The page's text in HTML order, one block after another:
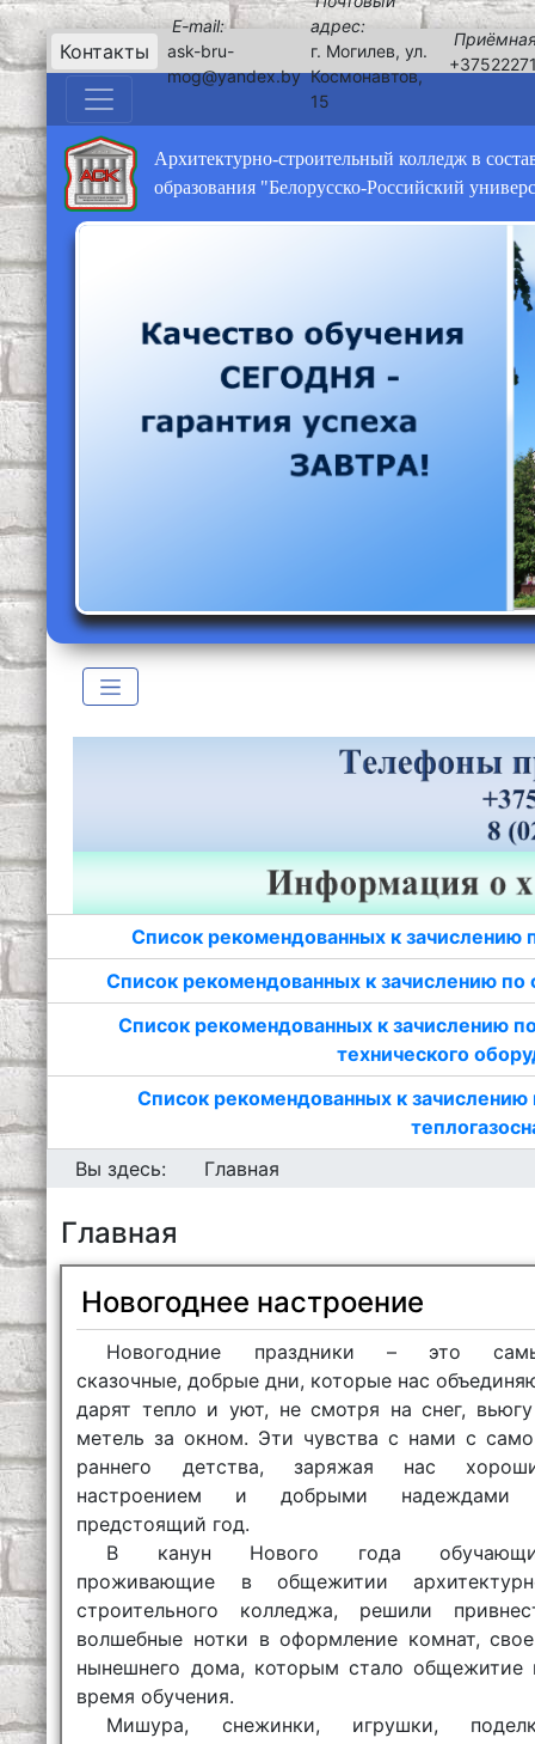
Контакты
E-mail:
ask-bru-
mog@yandex.by
адрес:
г. Могилев, ул.
Космонавтов,
15
Архитектурно-строительный колледж в
образования "Белорусско-Российский
Список рекомендованных к зачислению
Список рекомендованных к зачислению
Список рекомендованных к зачислению
технического
Список рекомендованных к
Вы здесь:
Главная
Главная
Новогоднее настроение
Новогодние праздники – это
сказочные, добрые дни, которые нас
дарят тепло и уют, не смотря на снег,
метель за окном. Эти чувства с нами с
раннего детства, заряжая нас
настроением и добрыми
предстоящий год.
В канун Нового года
проживающие в общежитии
строительного колледжа, решили
волшебные нотки в оформление комнат,
нынешнего дома, которым стало общежитие
время обучения.
Мишура, снежинки, игрушки,